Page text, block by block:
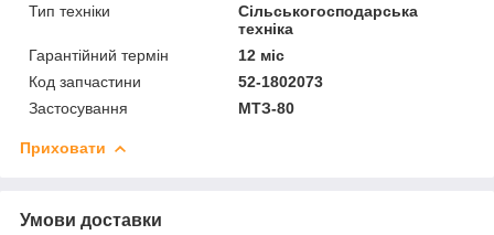
Тип техніки
Сільськогосподарська
техніка
Гарантійний термін
12 міс
Код запчастини
52-1802073
Застосування
МТЗ-80
Приховати
Умови доставки